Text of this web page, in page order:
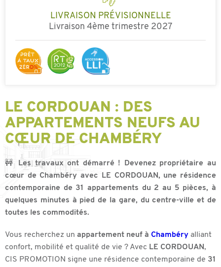
LIVRAISON PRÉVISIONNELLE
Livraison 4ème trimestre 2027
LE CORDOUAN : DES
APPARTEMENTS NEUFS AU
CŒUR DE CHAMBÉRY
🚧Les travaux ont démarré ! Devenez propriétaire au
cœur de Chambéry avec LE CORDOUAN, une résidence
contemporaine de 31 appartements du 2 au 5 pièces, à
quelques minutes à pied de la gare, du centre-ville et de
toutes les commodités.
Vous recherchez un appartement neuf à Chambéry alliant
confort, mobilité et qualité de vie ? Avec LE CORDOUAN,
CIS PROMOTION signe une résidence contemporaine de 31